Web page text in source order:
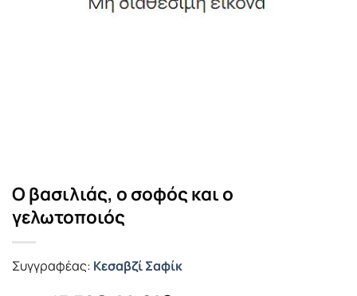
Ο βασιλιάς, ο σοφός και ο
γελωτοποιός
Συγγραφέας: Κεσαβζί Σαφίκ